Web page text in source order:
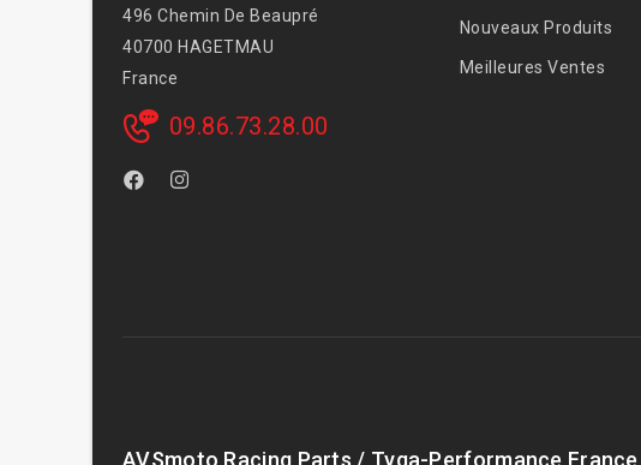
496 Chemin De Beaupré
40700 HAGETMAU
France
09.86.73.28.00
Nouveaux Produits
Meilleures Ventes
AVSmoto Racing Parts / Tyga-Performance France